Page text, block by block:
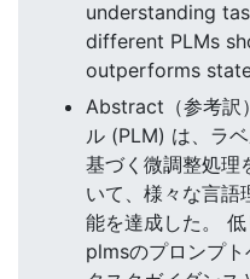
understanding
different PLMs
outperforms
Abstract（参考訳
ル (PLM) は、ラ
基づく微調整処理
いて、様々な言語
能を達成した。 低
plmsのプロンプ